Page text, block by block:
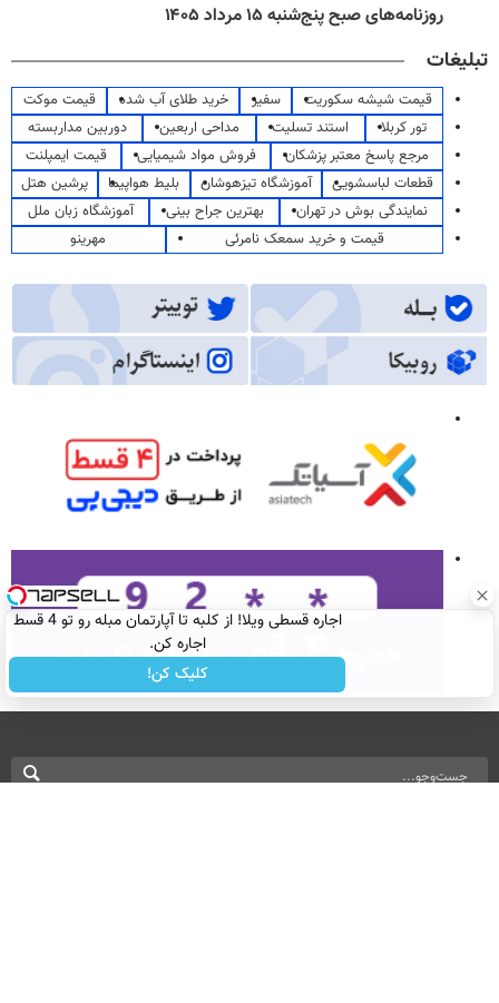
روزنامه‌های صبح پنج‌شنبه ۱۵ مرداد ۱۴۰۵
تبلیغات
قیمت شیشه سکوریت سفیر خرید طلای آب شده
قیمت موکت
تور کربلا
استند تسلیت مداحی اربعین
دوربین مداربسته
مرجع پاسخ معتبر پزشکان
فروش مواد شیمیایی
قیمت ایمپلنت
قطعات لباسشویی
آموزشگاه تیزهوشان بلیط هواپیما
پرشین هتل
نمایندگی بوش در تهران
بهترین جراح بینی
آموزشگاه زبان ملل
قیمت و خرید سمعک نامرئی
مهرینو
اجاره‌ قسطی ویلا! از کلبه تا آپارتمان مبله رو تو 4 قسط
اجاره کن.
کلیک کن!